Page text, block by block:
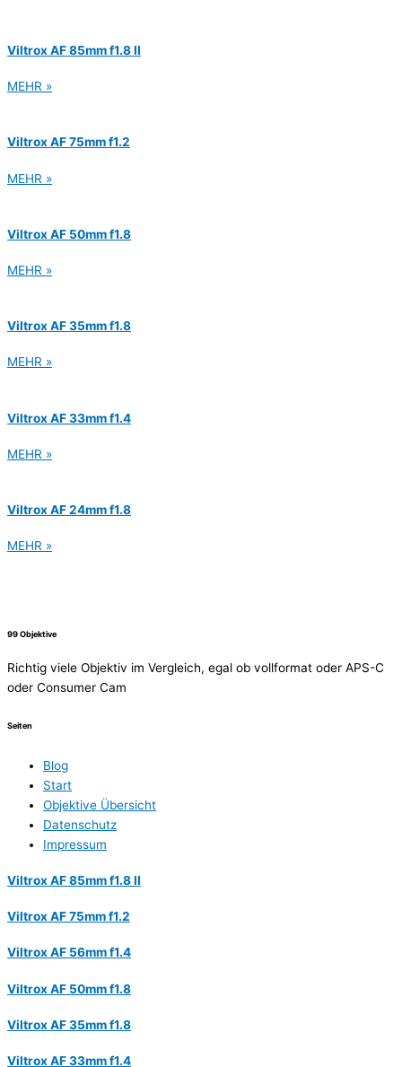
Viltrox AF 85mm f1.8 II
MEHR »
Viltrox AF 75mm f1.2
MEHR »
Viltrox AF 50mm f1.8
MEHR »
Viltrox AF 35mm f1.8
MEHR »
Viltrox AF 33mm f1.4
MEHR »
Viltrox AF 24mm f1.8
MEHR »
99 Objektive
Richtig viele Objektiv im Vergleich, egal ob vollformat oder APS-C
oder Consumer Cam
Seiten
Blog
Start
Objektive Übersicht
Datenschutz
Impressum
Viltrox AF 85mm f1.8 II
Viltrox AF 75mm f1.2
Viltrox AF 56mm f1.4
Viltrox AF 50mm f1.8
Viltrox AF 35mm f1.8
Viltrox AF 33mm f1.4